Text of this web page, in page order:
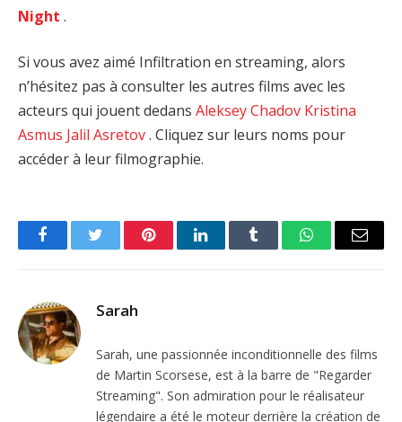
Night .
Si vous avez aimé Infiltration en streaming, alors
n’hésitez pas à consulter les autres films avec les
acteurs qui jouent dedans Aleksey Chadov Kristina
Asmus Jalil Asretov. Cliquez sur leurs noms pour
accéder à leur filmographie.
FacebookTwitter PinterestLinkedInTumblr WhatsAppEmail
Sarah
Sarah, une passionnée inconditionnelle des films
de Martin Scorsese, est à la barre de "Regarder
Streaming". Son admiration pour le réalisateur
légendaire a été le moteur derrière la création de